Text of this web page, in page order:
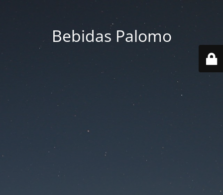
Bebidas Palomo